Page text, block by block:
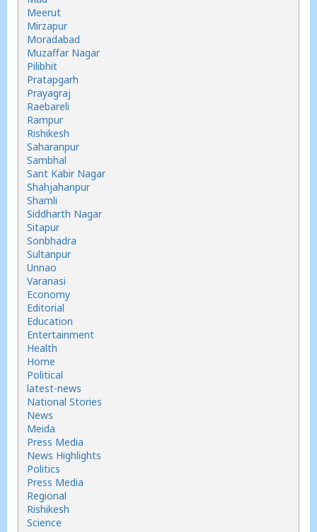
Meerut
Mirzapur
Moradabad
Muzaffar Nagar
Pilibhit
Pratapgarh
Prayagraj
Raebareli
Rampur
Rishikesh
Saharanpur
Sambhal
Sant Kabir Nagar
Shahjahanpur
Shamli
Siddharth Nagar
Sitapur
Sonbhadra
Sultanpur
Unnao
Varanasi
Economy
Editorial
Education
Entertainment
Health
Home
Political
latest-news
National Stories
News
Meida
Press Media
News Highlights
Politics
Press Media
Regional
Rishikesh
Science